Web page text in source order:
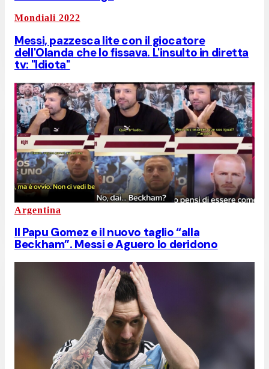
Mondiali 2022
Messi, pazzesca lite con il giocatore
dell'Olanda che lo fissava. L'insulto in diretta
tv: "Idiota"
Argentina
Il Papu Gomez e il nuovo taglio “alla
Beckham”. Messi e Aguero lo deridono